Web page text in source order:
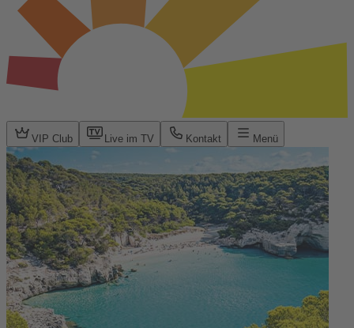
VIP Club Live im TV Kontakt Menü